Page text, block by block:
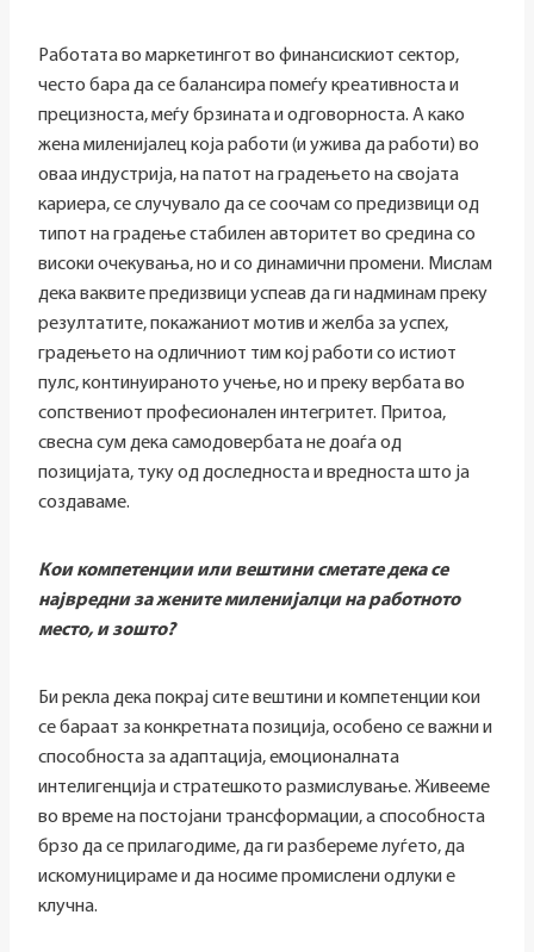
Работата во маркетингот во финансискиот сектор,
често бара да се балансира помеѓу креативноста и
прецизноста, меѓу брзината и одговорноста. А како
жена миленијалец која работи (и ужива да работи) во
оваа индустрија, на патот на градењето на својата
кариера, се случувало да се соочам со предизвици од
типот на градење стабилен авторитет во средина со
високи очекувања, но и со динамични промени. Мислам
дека ваквите предизвици успеав да ги надминам преку
резултатите, покажаниот мотив и желба за успех,
градењето на одличниот тим кој работи со истиот
пулс, континуираното учење, но и преку вербата во
сопствениот професионален интегритет. Притоа,
свесна сум дека самодовербата не доаѓа од
позицијата, туку од доследноста и вредноста што ја
создаваме.
Кои компетенции или вештини сметате дека се
највредни за жените миленијалци на работното
место, и зошто?
Би рекла дека покрај сите вештини и компетенции кои
се бараат за конкретната позиција, особено се важни и
способноста за адаптација, емоционалната
интелигенција и стратешкото размислување. Живееме
во време на постојани трансформации, а способноста
брзо да се прилагодиме, да ги разбереме луѓето, да
искомуницираме и да носиме промислени одлуки е
клучна.